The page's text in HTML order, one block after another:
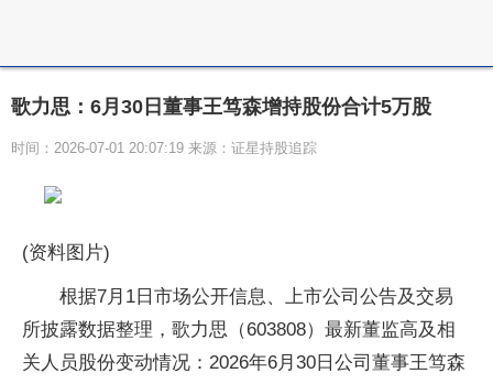
歌力思：6月30日董事王笃森增持股份合计5万股
时间：2026-07-01 20:07:19 来源：证星持股追踪
(资料图片)
根据7月1日市场公开信息、上市公司公告及交易
所披露数据整理，歌力思（603808）最新董监高及相
关人员股份变动情况：2026年6月30日公司董事王笃森